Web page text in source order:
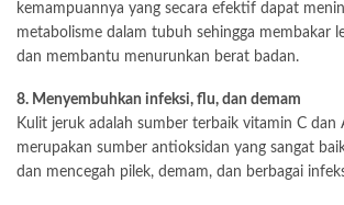
kemampuannya yang secara efektif dapat
metabolisme dalam tubuh sehingga membakar
dan membantu menurunkan berat badan.
8. Menyembuhkan infeksi, flu, dan demam
Kulit jeruk adalah sumber terbaik vitamin C dan
merupakan sumber antioksidan yang sangat
dan mencegah pilek, demam, dan berbagai